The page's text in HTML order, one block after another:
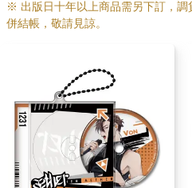
※ 出版日十年以上商品需另下訂，調
併結帳，敬請見諒。